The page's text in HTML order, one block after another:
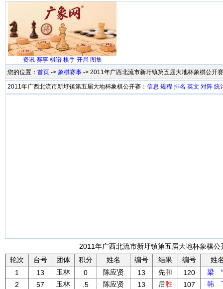
资讯 赛事 棋谱 棋手 开局 图集
您的位置： 首页 -> 象棋赛事 -> 2011年广西北流市新圩镇第五届大地杯象棋公开
2011年广西北流市新圩镇第五届大地杯象棋公开赛： 信息 规程 排名 英文 对阵 统
2011年广西北流市新圩镇第五届大地杯象棋公
轮次
台号 团体 积分 姓名 编号 结果 编号
姓
1
13 玉林 0 陈应贤 13 先和 120
梁
2
57 玉林 .5 陈应贤 13 后胜 107
韩